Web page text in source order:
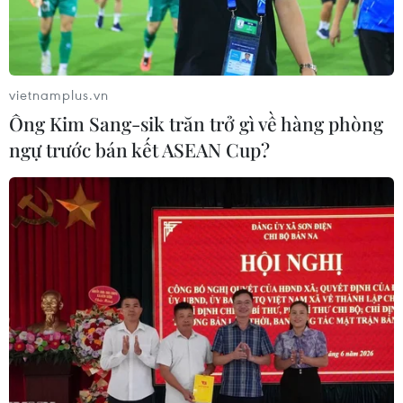
Giá dầu châu Á tăng nhẹ trước khả năng
OPEC giảm mạnh sản lượng
Trong phiên giao dịch chiều 21/12, giá dầu châu Á tăng
nhẹ sau khi giảm 5% trong phiên trước đó, trước những
tín hiệu cho thấy kế hoạch cắt giảm sản lượng có thể
mạnh hơn dự kiến.
vietnamplus.vn
Ông Kim Sang-sik trăn trở gì về hàng phòng
ngự trước bán kết ASEAN Cup?